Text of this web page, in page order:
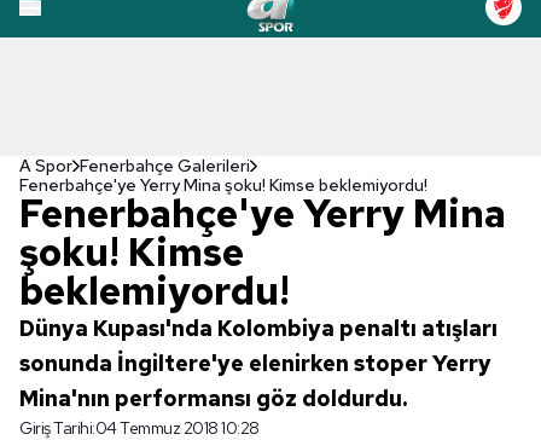
A Spor Fenerbahçe Galerileri
Fenerbahçe'ye Yerry Mina şoku! Kimse beklemiyordu!
Fenerbahçe'ye Yerry Mina
şoku! Kimse
beklemiyordu!
Dünya Kupası'nda Kolombiya penaltı atışları
sonunda İngiltere'ye elenirken stoper Yerry
Mina'nın performansı göz doldurdu.
Giriş Tarihi:04 Temmuz 2018 10:28